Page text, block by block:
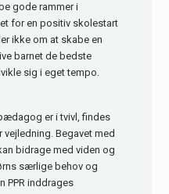
gode rammer i
for en positiv skolestart
ikke om at skabe en
barnet de bedste
sig i eget tempo.
er i tvivl, findes
Begavet med
bidrage med viden og
særlige behov og
PPR inddrages